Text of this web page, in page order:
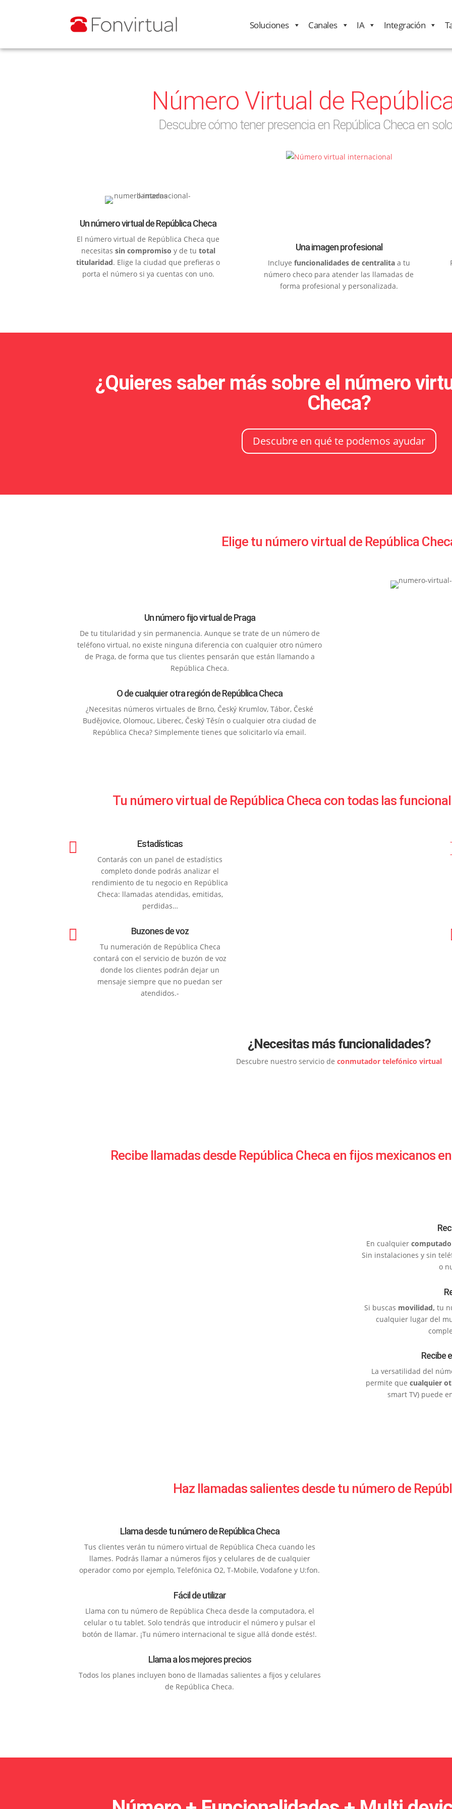
Soluciones Canales IA Integración
Número Virtual de
Descubre cómo tener presencia en República Checa en
Un número virtual de República Checa
El número virtual de República Checa que
necesitas sin compromiso y de tu total
titularidad. Elige la ciudad que prefieras o
porta el número si ya cuentas con uno.
Una imagen profesional
Incluye funcionalidades de centralitaa tu
número checo para atender las llamadas de
forma profesional y personalizada.
¿Quieres saber más sobre el número
Checa?
Descubre en qué te podemos ayudar
Elige tu número virtual de República
Un número fijo virtual de Praga
De tu titularidad y sin permanencia. Aunque se trate de un número de
teléfono virtual, no existe ninguna diferencia con cualquier otro número
de Praga, de forma que tus clientes pensarán que están llamando a
República Checa.
O de cualquier otra región de República Checa
¿Necesitas números virtuales de Brno, Český Krumlov, Tábor, České
Budějovice, Olomouc, Liberec, Český Těsín o cualquier otra ciudad de
República Checa? Simplemente tienes que solicitarlo vía email.
Tu número virtual de República Checa con todas las
 Estadísticas
Contarás con un panel de estadístics
completo donde podrás analizar el
rendimiento de tu negocio en República
Checa: llamadas atendidas, emitidas,
perdidas…
 Buzones de voz
Tu numeración de República Checa
contará con el servicio de buzón de voz
donde los clientes podrán dejar un
mensaje siempre que no puedan ser
atendidos.-
¿Necesitas más funcionalidades?
Descubre nuestro servicio de conmutador telefónico virtual
Recibe llamadas desde República Checa en fijos mexicanos
En cualquier
Sin instalaciones y sin
o
Si buscas movilidad, tu
cualquier lugar del
Recibe
La versatilidad del
permite que cualquier
smart TV) puede
Haz llamadas salientes desde tu número de
Llama desde tu número de República Checa
Tus clientes verán tu número virtual de República Checa cuando les
llames. Podrás llamar a números fijos y celulares de de cualquier
operador como por ejemplo, Telefónica O2, T-Mobile, Vodafone y U:fon.
Fácil de utilizar
Llama con tu número de República Checa desde la computadora, el
celular o tu tablet. Solo tendrás que introducir el número y pulsar el
botón de llamar. ¡Tu número internacional te sigue allá donde estés!.
Llama a los mejores precios
Todos los planes incluyen bono de llamadas salientes a fijos y celulares
de República Checa.